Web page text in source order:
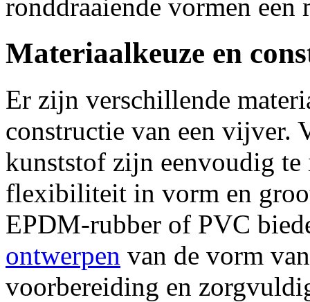
ronddraaiende vormen
Materiaalkeuze en
Er zijn verschillende
constructie van een vijver.
kunststof zijn eenvoudig te
flexibiliteit in vorm en
EPDM-rubber of PVC
ontwerpen van de vorm
voorbereiding en